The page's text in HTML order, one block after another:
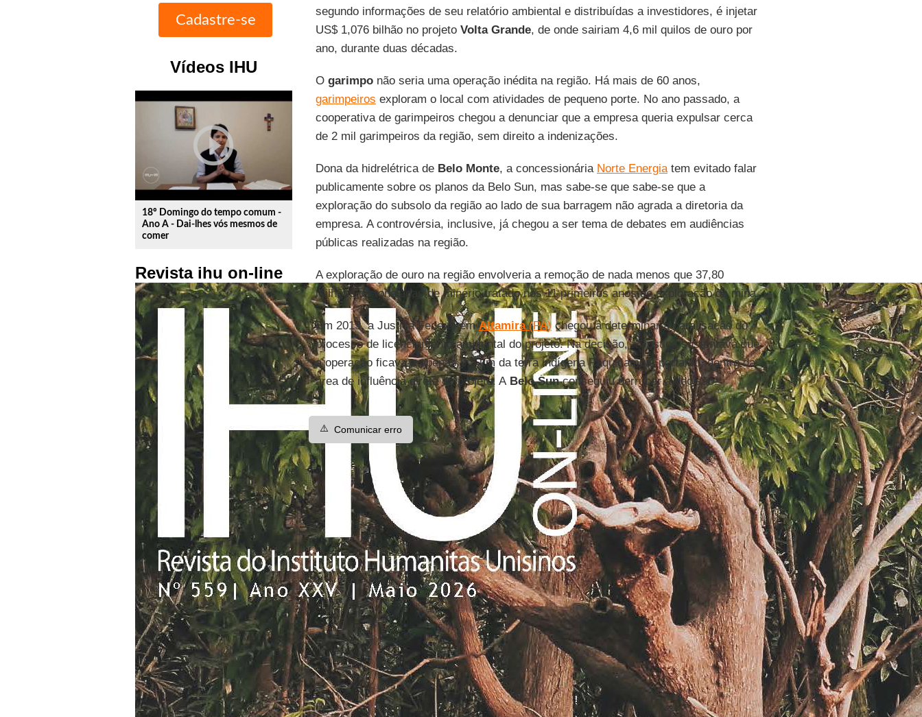
Vídeos IHU
play_circle_outline
18º Domingo do tempo comum -
Ano A - Dai-lhes vós mesmos de
comer
Revista ihu on-line
segundo informações de seu relatório ambiental e distribuídas a investidores, é injetar
US$ 1,076 bilhão no projeto Volta Grande, de onde sairiam 4,6 mil quilos de ouro por
ano, durante duas décadas.
O garimponão seria uma operação inédita na região. Há mais de 60 anos,
garimpeiros exploram o local com atividades de pequeno porte. No ano passado, a
cooperativa de garimpeiros chegou a denunciar que a empresa queria expulsar cerca
de 2 mil garimpeiros da região, sem direito a indenizações.
Dona da hidrelétrica de Belo Monte, a concessionária Norte Energiatem evitado falar
publicamente sobre os planos da Belo Sun, mas sabe-se que sabe-se que a
exploração do subsolo da região ao lado de sua barragem não agrada a diretoria da
empresa. A controvérsia, inclusive, já chegou a ser tema de debates em audiências
públicas realizadas na região.
A exploração de ouro na região envolveria a remoção de nada menos que 37,80
milhões de toneladas de minério tratado nos 11 primeiros anos de exploração da mina.
Em 2013, a Justiça Federal emAltamira(PA)chegou a determinar a paralisação do
processo de licenciamento ambiental do projeto. Na decisão, a Justiça sustentava que
a operação ficava a apenas 9,5 km da terra indígena Paquiçamba, portanto, dentro da
área de influência direta do projeto. ABelo Sunconseguiu derrubar a decisão.
⚠️ Comunicar erro